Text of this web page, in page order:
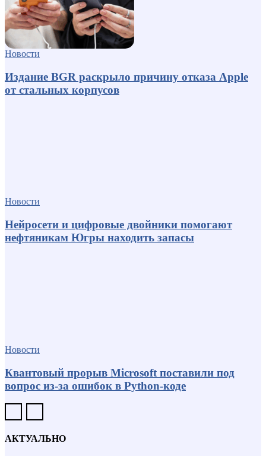
Новости
Издание BGR раскрыло причину отказа Apple
от стальных корпусов
Новости
Нейросети и цифровые двойники помогают
нефтяникам Югры находить запасы
Новости
Квантовый прорыв Microsoft поставили под
вопрос из-за ошибок в Python-коде
АКТУАЛЬНО